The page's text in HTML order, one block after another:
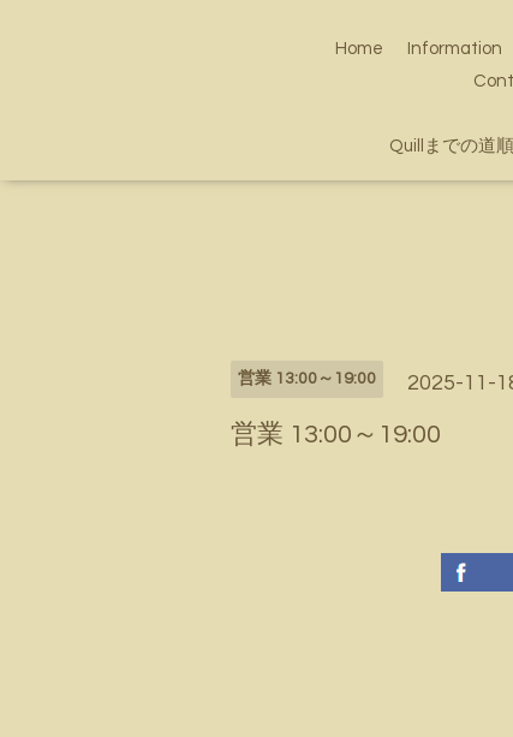
Home Information
Quillまでの道
営業 13:00～19:00 2025-11-
営業 13:00～19:00